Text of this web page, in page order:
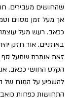
שהחושים מעבירים.
אך מעל זמן מסוים
ככאב. רעש מעל
באוזניים. אור חזק
זאת אומרת שמעל סף
הקלט החושי ככאב.
להשפיע על המוח של
התחושות כפחות